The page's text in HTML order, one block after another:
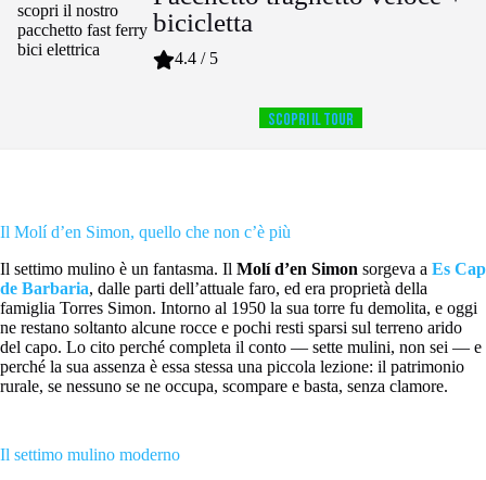
bicicletta
4.4 / 5
SCOPRI IL TOUR
Il Molí d’en Simon, quello che non c’è più
Il settimo mulino è un fantasma. Il Molí d’en Simon sorgeva a Es Cap
de Barbaria, dalle parti dell’attuale faro, ed era proprietà della
famiglia Torres Simon. Intorno al 1950 la sua torre fu demolita, e oggi
ne restano soltanto alcune rocce e pochi resti sparsi sul terreno arido
del capo. Lo cito perché completa il conto — sette mulini, non sei — e
perché la sua assenza è essa stessa una piccola lezione: il patrimonio
rurale, se nessuno se ne occupa, scompare e basta, senza clamore.
Il settimo mulino moderno